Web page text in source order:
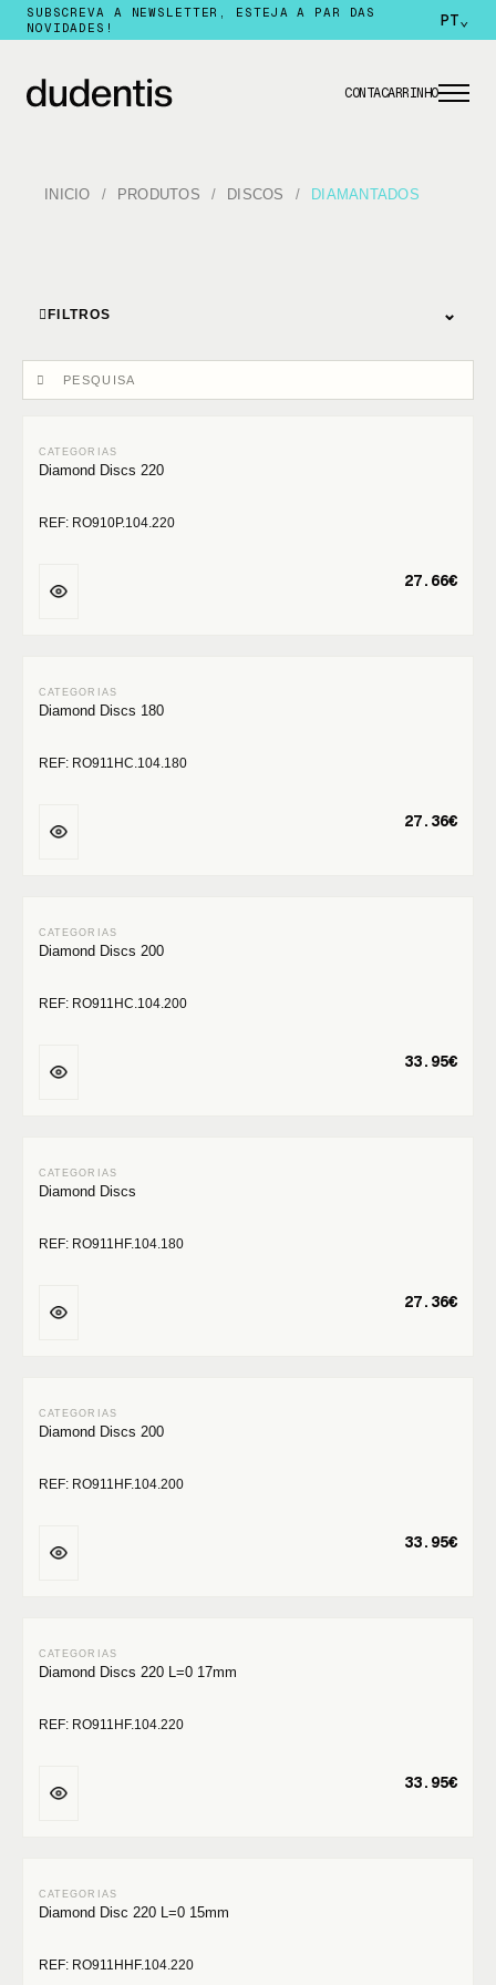
SUBSCREVA A NEWSLETTER, ESTEJA A PAR DAS
NOVIDADES!
PT⌄
CONTACARRINHO
INICIO PRODUTOS DISCOS DIAMANTADOS
FILTROS ⌄
Diamond Discs 220
REF: RO910P.104.220
27.66€
Diamond Discs 180
REF: RO911HC.104.180
27.36€
Diamond Discs 200
REF: RO911HC.104.200
33.95€
Diamond Discs
REF: RO911HF.104.180
27.36€
Diamond Discs 200
REF: RO911HF.104.200
33.95€
Diamond Discs 220 L=0 17mm
REF: RO911HF.104.220
33.95€
Diamond Disc 220 L=0 15mm
REF: RO911HHF.104.220